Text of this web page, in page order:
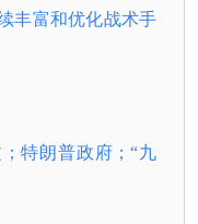
丰富和优化战术手
特朗普政府；“九